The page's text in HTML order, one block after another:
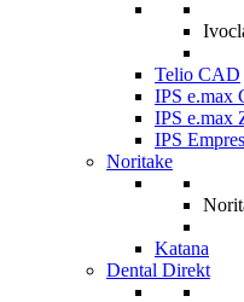
Telio CAD
IPS e.max
IPS e.max
IPS
Noritake
Katana
Dental Direkt